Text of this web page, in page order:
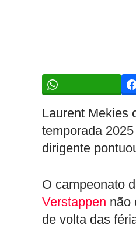
Laurent Mekies
temporada
dirigente
O campeonato
Verstappen não
de volta das